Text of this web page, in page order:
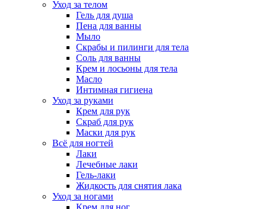
Уход за телом
Гель для душа
Пена для ванны
Мыло
Скрабы и пилинги для тела
Соль для ванны
Крем и лосьоны для тела
Масло
Интимная гигиена
Уход за руками
Крем для рук
Скраб для рук
Маски для рук
Всё для ногтей
Лаки
Лечебные лаки
Гель-лаки
Жидкость для снятия лака
Уход за ногами
Крем для ног